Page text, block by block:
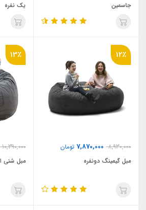
جاسمین
یک نفره
12٪
8,930,000
7,870,000 تومان
مبل گیمینگ دونفره
13٪
10,390,000
مبل شنی